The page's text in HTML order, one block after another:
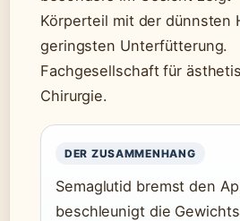
Körperteil mit der dünnsten
geringsten Unterfütterung.
Fachgesellschaft für
Chirurgie.
DER ZUSAMMENHANG
Semaglutid bremst den
beschleunigt die